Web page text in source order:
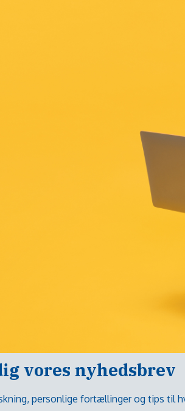
vores nyhedsbrev
personlige fortællinger og tips til